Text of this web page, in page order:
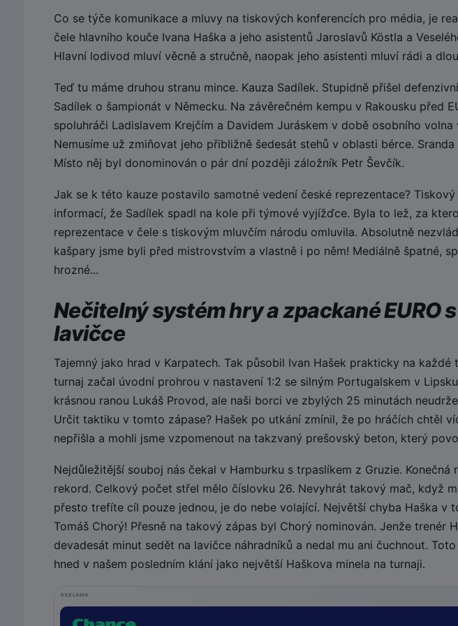
Co se týče komunikace a mluvy na tiskových konferencích pro média, je
čele hlavního kouče Ivana Haška a jeho asistentů Jaroslavů Köstla a
Hlavní lodivod mluví věcně a stručně, naopak jeho asistenti mluví rádi a
Teď tu máme druhou stranu mince. Kauza Sadílek. Stupidně přišel
Sadílek o šampionát v Německu. Na závěrečném kempu v Rakousku před
spoluhráči Ladislavem Krejčím a Davidem Juráskem v době osobního
Nemusíme už zmiňovat jeho přibližně šedesát stehů v oblasti bérce.
Místo něj byl donominován o pár dní později záložník Petr Ševčík.
Jak se k této kauze postavilo samotné vedení české reprezentace?
informací, že Sadílek spadl na kole při týmové vyjížďce. Byla to lež, za
reprezentace v čele s tiskovým mluvčím národu omluvila. Absolutně
kašpary jsme byli před mistrovstvím a vlastně i po něm! Mediálně špatné,
hrozné...
Nečitelný systém hry a zpackané EURO
lavičce
Tajemný jako hrad v Karpatech. Tak působil Ivan Hašek prakticky na každé
turnaj začal úvodní prohrou v nastavení 1:2 se silným Portugalskem v
krásnou ranou Lukáš Provod, ale naši borci ve zbylých 25 minutách
Určit taktiku v tomto zápase? Hašek po utkání zmínil, že po hráčích chtěl
nepřišla a mohli jsme vzpomenout na takzvaný prešovský beton, který
Nejdůležitější souboj nás čekal v Hamburku s trpaslíkem z Gruzie. Konečná
rekord. Celkový počet střel mělo číslovku 26. Nevyhrát takový mač, když
přesto trefíte cíl pouze jednou, je do nebe volající. Největší chyba Haška v
Tomáš Chorý! Přesně na takový zápas byl Chorý nominován. Jenže trenér
devadesát minut sedět na lavičce náhradníků a nedal mu ani čuchnout.
hned v našem posledním klání jako největší Haškova minela na turnaji.
REKLAMA